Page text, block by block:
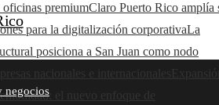
oficinas premiumClaro Puerto Rico amplía
para la digitalización corporativaLa
posiciona a San Juan como nodo
nacionales e internacionales
el nuevo enfoque de
negocios